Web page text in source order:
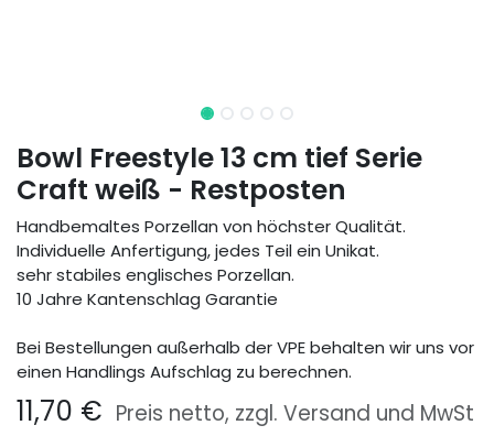
Bowl Freestyle 13 cm tief Serie
Craft weiß - Restposten
Handbemaltes Porzellan von höchster Qualität.
Individuelle Anfertigung, jedes Teil ein Unikat.
sehr stabiles englisches Porzellan.
10 Jahre Kantenschlag Garantie
Bei Bestellungen außerhalb der VPE behalten wir uns vor
einen Handlings Aufschlag zu berechnen.
11,70 € Preis netto, zzgl. Versand und MwSt